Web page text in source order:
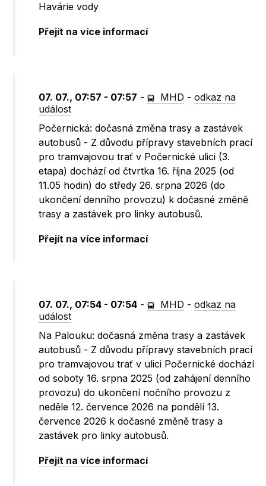
Havárie vody
Přejít na více informací
07. 07., 07:57 - 07:57 - MHD -odkaz na
událost
Počernická: dočasná změna trasy a zastávek
autobusů - Z důvodu přípravy stavebních prací
pro tramvajovou trať v Počernické ulici (3.
etapa) dochází od čtvrtka 16. října 2025 (od
11.05 hodin) do středy 26. srpna 2026 (do
ukončení denního provozu) k dočasné změně
trasy a zastávek pro linky autobusů.
Přejít na více informací
07. 07., 07:54 - 07:54 - MHD -odkaz na
událost
Na Palouku: dočasná změna trasy a zastávek
autobusů - Z důvodu přípravy stavebních prací
pro tramvajovou trať v ulici Počernické dochází
od soboty 16. srpna 2025 (od zahájení denního
provozu) do ukončení nočního provozu z
neděle 12. července 2026 na pondělí 13.
července 2026 k dočasné změně trasy a
zastávek pro linky autobusů.
Přejít na více informací